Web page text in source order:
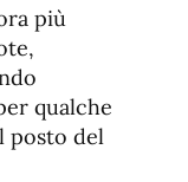
più
qualche
posto del